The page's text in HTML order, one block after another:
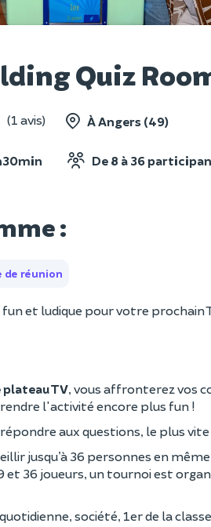
Quiz
(1 avis) À Angers (49)
De 8 à 36
:
de réunion
et ludique pour votre prochain
plateau TV, vous affronterez vos
l'activité encore plus fun !
aux questions, le plus
jusqu’à 36 personnes en
et 36 joueurs, un tournoi est
société, 1er de la